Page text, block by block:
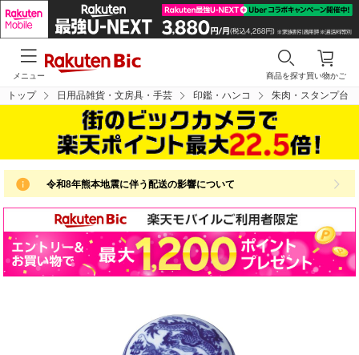
買い物かご
商品を探す
メニュー
トップ 日用品雑貨・文房具・手芸 印鑑・ハンコ 朱肉・スタンプ台
令和8年熊本地震に伴う配送の影響について